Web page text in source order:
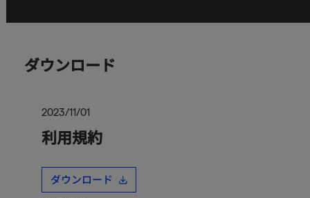
ダウンロード
2023/11/01
利用規約
ダウンロード